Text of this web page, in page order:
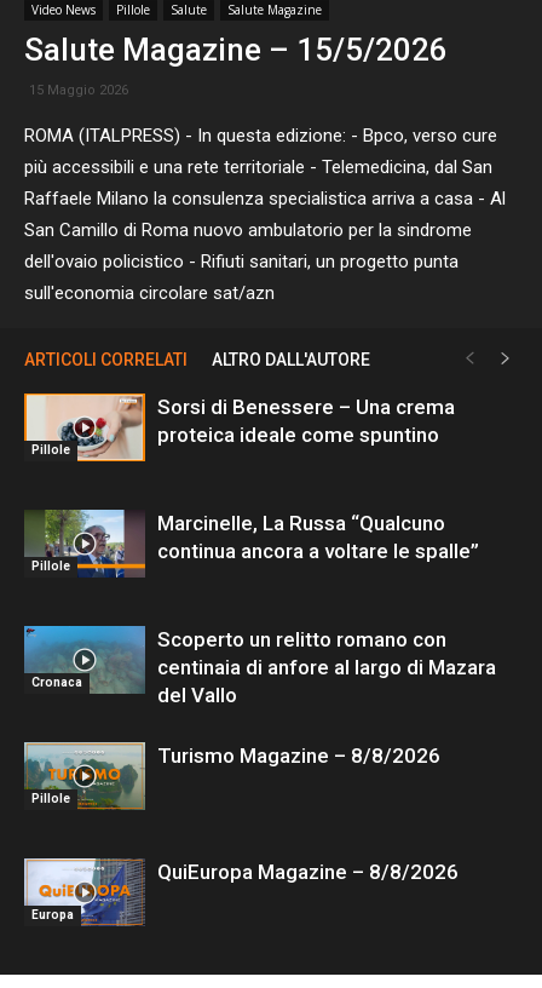
Video News Pillole Salute Salute Magazine
Salute Magazine – 15/5/2026
15 Maggio 2026
ROMA (ITALPRESS) - In questa edizione: - Bpco, verso cure
più accessibili e una rete territoriale - Telemedicina, dal San
Raffaele Milano la consulenza specialistica arriva a casa - Al
San Camillo di Roma nuovo ambulatorio per la sindrome
dell'ovaio policistico - Rifiuti sanitari, un progetto punta
sull'economia circolare sat/azn
ARTICOLI CORRELATI ALTRO DALL'AUTORE
Pillole
Sorsi di Benessere – Una crema
proteica ideale come spuntino
Pillole
Marcinelle, La Russa “Qualcuno
continua ancora a voltare le spalle”
Cronaca
Scoperto un relitto romano con
centinaia di anfore al largo di Mazara
del Vallo
Pillole
Turismo Magazine – 8/8/2026
Europa
QuiEuropa Magazine – 8/8/2026